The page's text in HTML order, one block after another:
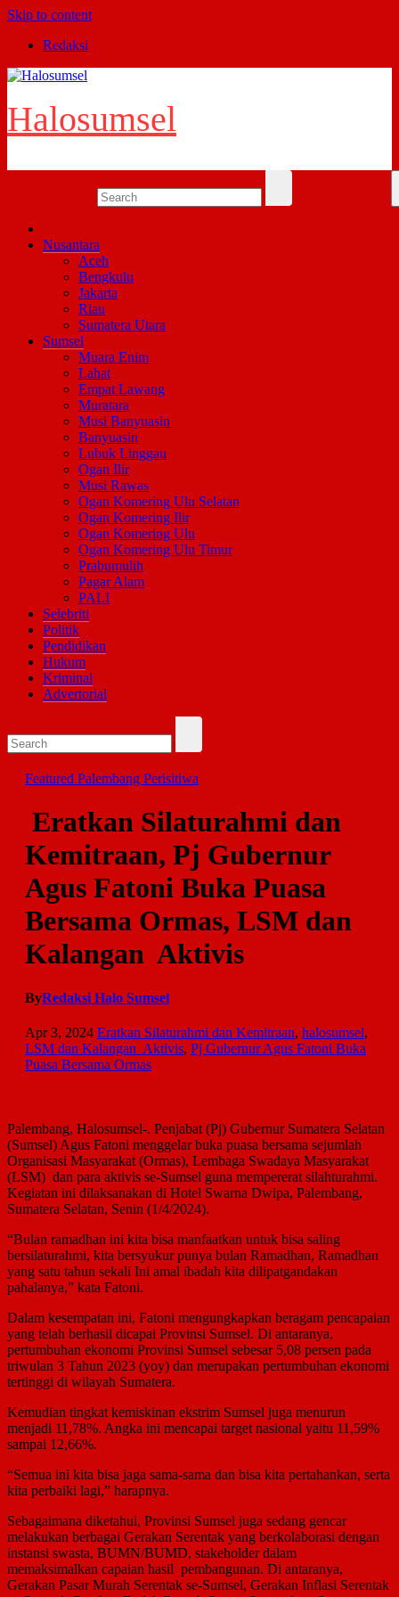
Skip to content
Redaksi
Halosumsel
Nusantara
Aceh
Bengkulu
Jakarta
Riau
Sumatera Utara
Sumsel
Muara Enim
Lahat
Empat Lawang
Muratara
Musi Banyuasin
Banyuasin
Lubuk Linggau
Ogan Ilir
Musi Rawas
Ogan Komering Ulu Selatan
Ogan Komering Ilir
Ogan Komering Ulu
Ogan Komering Ulu Timur
Prabumulih
Pagar Alam
PALI
Selebriti
Politik
Pendidikan
Hukum
Kriminal
Advertorial
Featured Palembang Perisitiwa
Eratkan Silaturahmi dan
Kemitraan, Pj Gubernur
Agus Fatoni Buka Puasa
Bersama Ormas, LSM dan
Kalangan Aktivis
ByRedaksi Halo Sumsel
Apr 3, 2024 Eratkan Silaturahmi dan Kemitraan, halosumsel,
LSM dan Kalangan Aktivis, Pj Gubernur Agus Fatoni Buka
Puasa Bersama Ormas
Palembang, Halosumsel-. Penjabat (Pj) Gubernur Sumatera Selatan
(Sumsel) Agus Fatoni menggelar buka puasa bersama sejumlah
Organisasi Masyarakat (Ormas), Lembaga Swadaya Masyarakat
(LSM) dan para aktivis se-Sumsel guna mempererat silahturahmi.
Kegiatan ini dilaksanakan di Hotel Swarna Dwipa, Palembang,
Sumatera Selatan, Senin (1/4/2024).
“Bulan ramadhan ini kita bisa manfaatkan untuk bisa saling
bersilaturahmi, kita bersyukur punya bulan Ramadhan, Ramadhan
yang satu tahun sekali Ini amal ibadah kita dilipatgandakan
pahalanya,” kata Fatoni.
Dalam kesempatan ini, Fatoni mengungkapkan beragam pencapaian
yang telah berhasil dicapai Provinsi Sumsel. Di antaranya,
pertumbuhan ekonomi Provinsi Sumsel sebesar 5,08 persen pada
triwulan 3 Tahun 2023 (yoy) dan merupakan pertumbuhan ekonomi
tertinggi di wilayah Sumatera.
Kemudian tingkat kemiskinan ekstrim Sumsel juga menurun
menjadi 11,78%. Angka ini mencapai target nasional yaitu 11,59%
sampai 12,66%.
“Semua ini kita bisa jaga sama-sama dan bisa kita pertahankan, serta
kita perbaiki lagi,” harapnya.
Sebagaimana diketahui, Provinsi Sumsel juga sedang gencar
melakukan berbagai Gerakan Serentak yang berkolaborasi dengan
instansi swasta, BUMN/BUMD, stakeholder dalam
memaksimalkan capaian hasil pembangunan. Di antaranya,
Gerakan Pasar Murah Serentak se-Sumsel, Gerakan Inflasi Serentak